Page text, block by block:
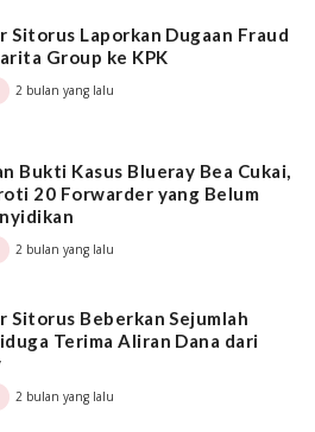
Sitorus Laporkan Dugaan Fraud
Group ke KPK
2 bulan yang lalu
Bukti Kasus Blueray Bea Cukai,
20 Forwarder yang Belum
2 bulan yang lalu
Sitorus Beberkan Sejumlah
Terima Aliran Dana dari
2 bulan yang lalu